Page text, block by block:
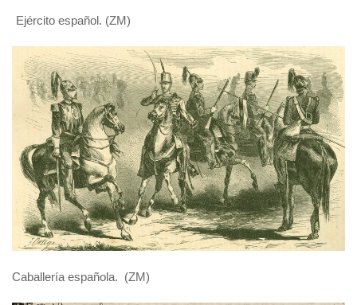
Ejército español. (ZM)
Caballería española. (ZM)